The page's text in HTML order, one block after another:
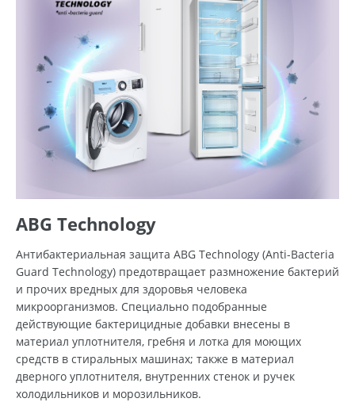
ABG Technology
Антибактериальная защита ABG Technology (Anti-Bacteria
Guard Technology) предотвращает размножение бактерий
и прочих вредных для здоровья человека
микроорганизмов. Специально подобранные
действующие бактерицидные добавки внесены в
материал уплотнителя, гребня и лотка для моющих
средств в стиральных машинах; также в материал
дверного уплотнителя, внутренних стенок и ручек
холодильников и морозильников.